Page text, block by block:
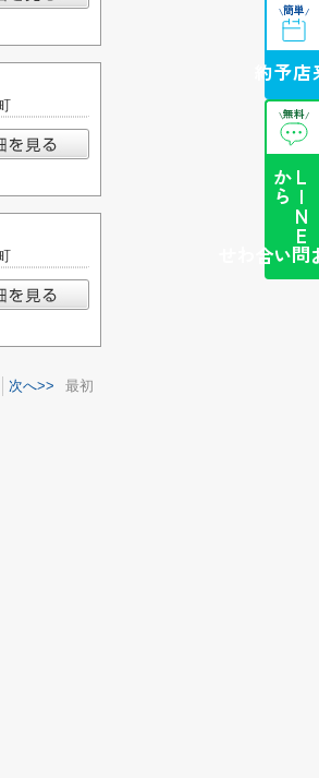
次へ>> 最初
\簡単/
来店予約
\無料/
L
I
N
E
か
ら